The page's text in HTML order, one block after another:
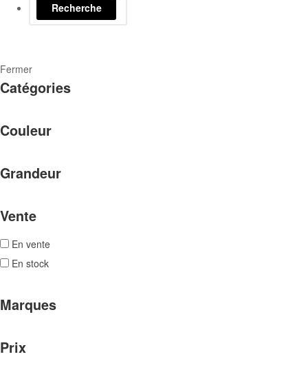
Recherche
Fermer
Catégories
Couleur
Grandeur
Vente
En vente
En stock
Marques
Prix